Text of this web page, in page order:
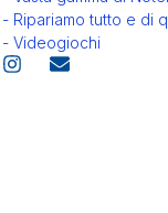
- Ripariamo tutto e di
- Videogiochi